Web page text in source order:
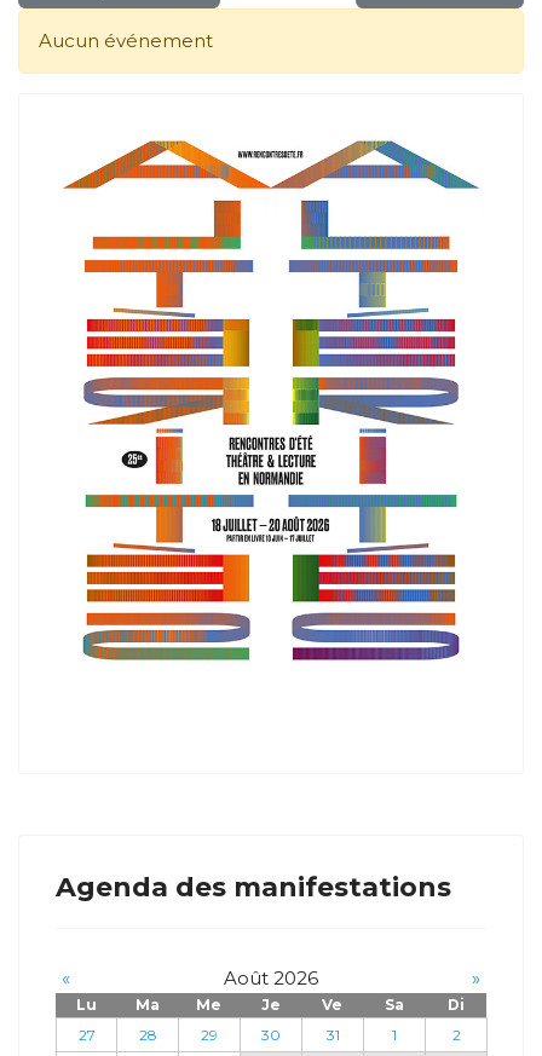
Aucun événement
Agenda des manifestations
« Août 2026 »
Lu Ma Me Je Ve Sa
Di
27
28 29 30 31 1
2